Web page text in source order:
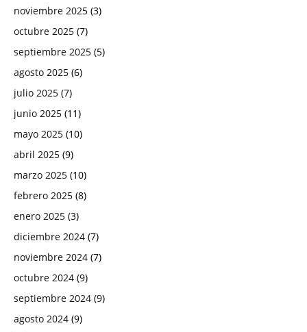
noviembre 2025 (3)
octubre 2025 (7)
septiembre 2025 (5)
agosto 2025 (6)
julio 2025 (7)
junio 2025 (11)
mayo 2025 (10)
abril 2025 (9)
marzo 2025 (10)
febrero 2025 (8)
enero 2025 (3)
diciembre 2024 (7)
noviembre 2024 (7)
octubre 2024 (9)
septiembre 2024 (9)
agosto 2024 (9)